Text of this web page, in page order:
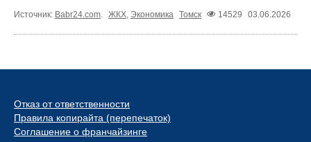
Источник: Babr24.com. ЖКХ, Экономика Томск 14529 03.06.2026
Отказ от ответственности
Правила копирайта (перепечаток)
Соглашение о франчайзинге